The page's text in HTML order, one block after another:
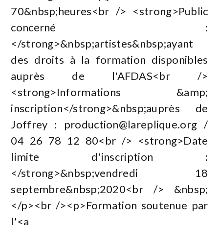
70&nbsp;heures<br /> <strong>Public
concerné :
</strong>&nbsp;artistes&nbsp;ayant
des droits à la formation disponibles
auprès de l'AFDAS<br />
<strong>Informations &amp;
inscription</strong>&nbsp;auprès de
Joffrey : production@lareplique.org /
04 26 78 12 80<br /> <strong>Date
limite d'inscription :
</strong>&nbsp;vendredi 18
septembre&nbsp;2020<br /> &nbsp;
</p><br /><p>Formation soutenue par
l'<a